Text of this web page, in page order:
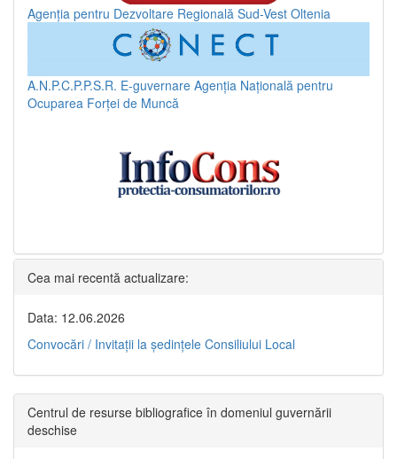
Agenția pentru Dezvoltare Regională Sud-Vest Oltenia
A.N.P.C.P.P.S.R. E-guvernare Agenția Națională pentru
Ocuparea Forței de Muncă
Cea mai recentă actualizare:
Data: 12.06.2026
Convocări / Invitaţii la şedinţele Consiliului Local
Centrul de resurse bibliografice în domeniul guvernării
deschise